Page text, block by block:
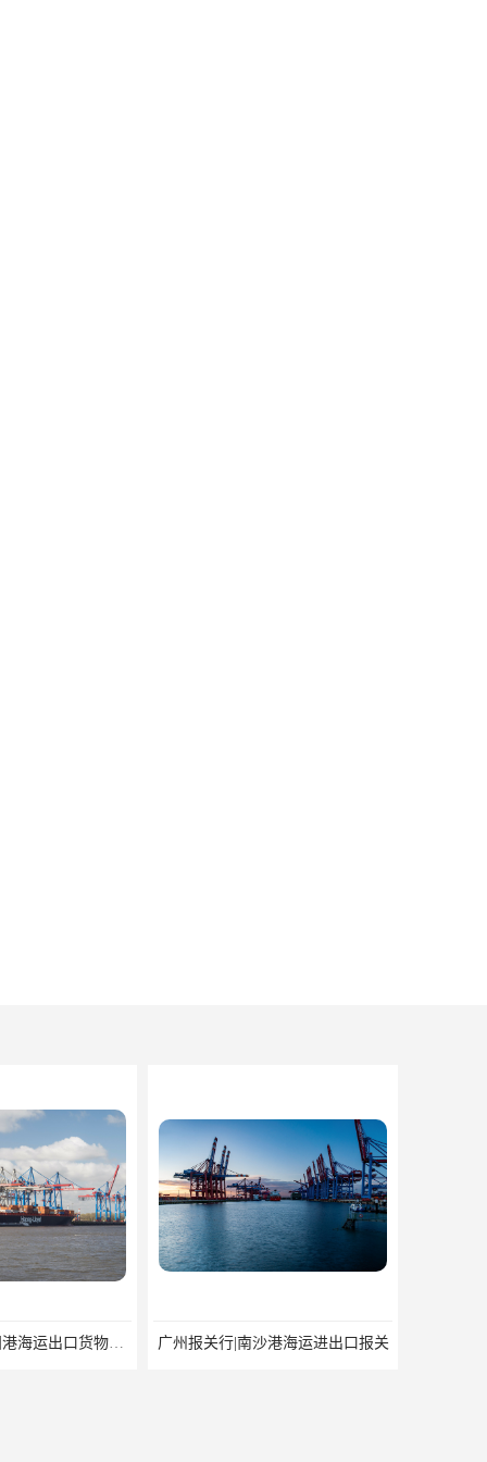
深圳报关行|盐田港海运出口货物报关行 广州报关行|南沙港海运进出口报关